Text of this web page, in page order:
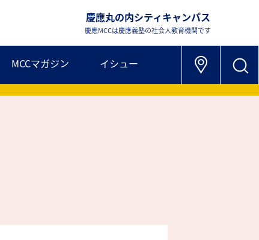
慶應丸の内シティキャンパス
慶應MCCは慶應義塾の社会人教育機関です
MCCマガジン イシュー